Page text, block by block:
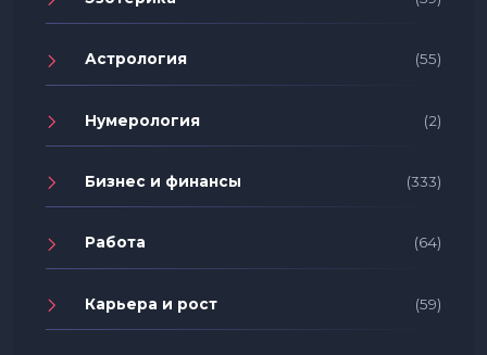
Астрология (55)
Нумерология (2)
Бизнес и финансы (333)
Работа (64)
Карьера и рост (59)